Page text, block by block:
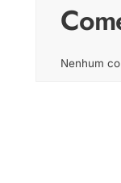
Nenhum